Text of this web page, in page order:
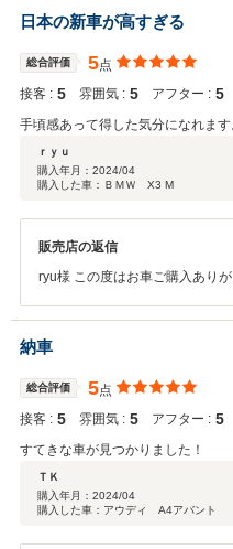
ポートさせて頂きますの末永い
日本の新車が高すぎる
総合評価 5点
接客 : 5 雰囲気 : 5 アフター : 5
手頃感あって得した気分になれます
ｒｙｕ
購入年月： 2024/04
購入した車：ＢＭＷ X3 M
販売店の返信
ryu様 この度はお車ご購入あり
思います。ハイパワーの車両を
は気を付けてくださいね！ぜひ
納車
総合評価 5点
接客 : 5 雰囲気 : 5 アフター : 5
すてきな車が見つかりました！
ＴＫ
購入年月： 2024/04
購入した車：アウディ A4アバント